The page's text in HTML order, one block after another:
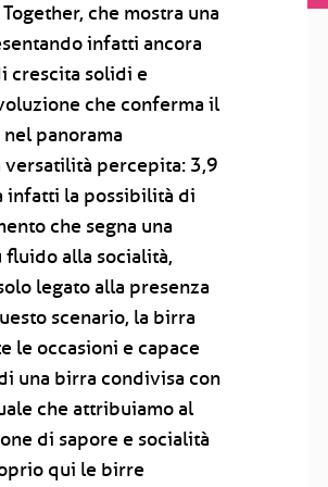
che mostra una
infatti ancora
crescita solidi e
che conferma il
panorama
percepita: 3,9
infatti la possibilità di
che segna una
alla socialità,
legato alla presenza
scenario, la birra
le occasioni e capace
una birra condivisa con
che attribuiamo al
di sapore e socialità
qui le birre